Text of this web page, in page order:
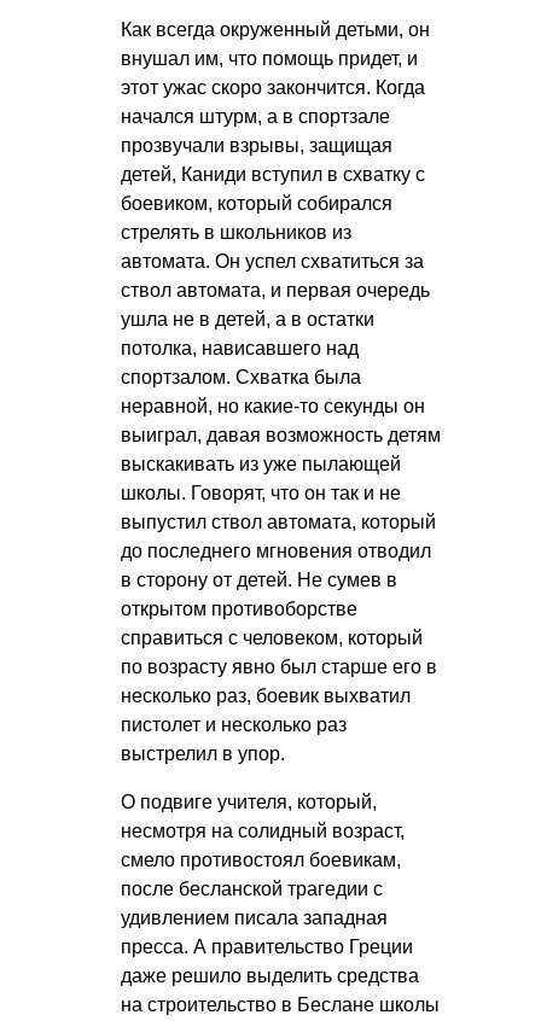
Как всегда окруженный детьми, он
внушал им, что помощь придет, и
этот ужас скоро закончится. Когда
начался штурм, а в спортзале
прозвучали взрывы, защищая
детей, Каниди вступил в схватку с
боевиком, который собирался
стрелять в школьников из
автомата. Он успел схватиться за
ствол автомата, и первая очередь
ушла не в детей, а в остатки
потолка, нависавшего над
спортзалом. Схватка была
неравной, но какие-то секунды он
выиграл, давая возможность детям
выскакивать из уже пылающей
школы. Говорят, что он так и не
выпустил ствол автомата, который
до последнего мгновения отводил
в сторону от детей. Не сумев в
открытом противоборстве
справиться с человеком, который
по возрасту явно был старше его в
несколько раз, боевик выхватил
пистолет и несколько раз
выстрелил в упор.
О подвиге учителя, который,
несмотря на солидный возраст,
смело противостоял боевикам,
после бесланской трагедии с
удивлением писала западная
пресса. А правительство Греции
даже решило выделить средства
на строительство в Беслане школы